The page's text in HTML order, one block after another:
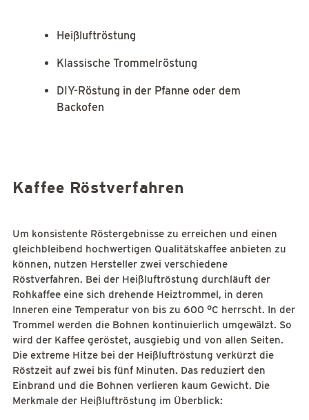
Heißluftröstung
Klassische Trommelröstung
DIY-Röstung in der Pfanne oder dem
Backofen
Kaffee Röstverfahren
Um konsistente Röstergebnisse zu erreichen und einen
gleichbleibend hochwertigen Qualitätskaffee anbieten zu
können, nutzen Hersteller zwei verschiedene
Röstverfahren. Bei der Heißluftröstung durchläuft der
Rohkaffee eine sich drehende Heiztrommel, in deren
Inneren eine Temperatur von bis zu 600 °C herrscht. In der
Trommel werden die Bohnen kontinuierlich umgewälzt. So
wird der Kaffee geröstet, ausgiebig und von allen Seiten.
Die extreme Hitze bei der Heißluftröstung verkürzt die
Röstzeit auf zwei bis fünf Minuten. Das reduziert den
Einbrand und die Bohnen verlieren kaum Gewicht. Die
Merkmale der Heißluftröstung im Überblick: